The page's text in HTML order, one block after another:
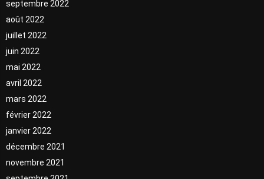
septembre 2022
août 2022
juillet 2022
juin 2022
mai 2022
avril 2022
mars 2022
février 2022
janvier 2022
décembre 2021
novembre 2021